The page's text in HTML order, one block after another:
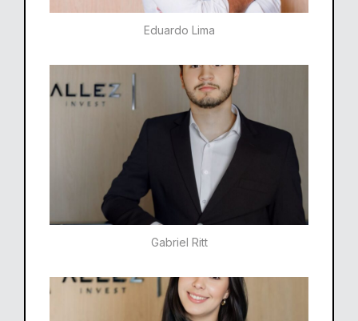
Eduardo Lima
Gabriel Ritt